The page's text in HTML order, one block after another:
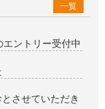
一覧
エントリー受付中
させていただき